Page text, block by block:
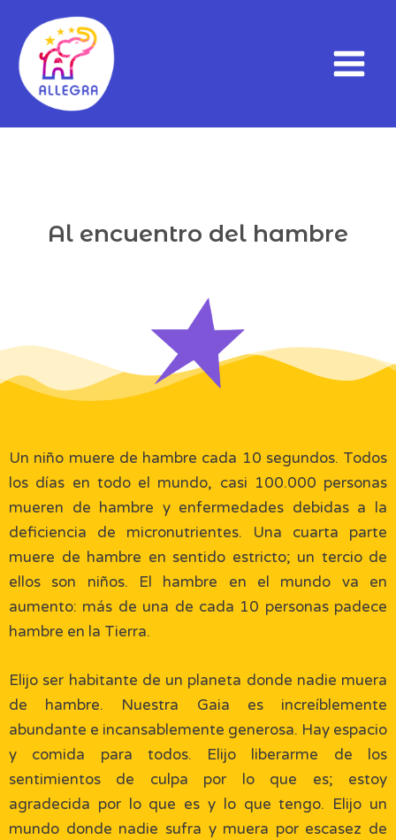
Al encuentro del hambre
Un niño muere de hambre cada 10 segundos. Todos
los días en todo el mundo, casi 100.000 personas
mueren de hambre y enfermedades debidas a la
deficiencia de micronutrientes. Una cuarta parte
muere de hambre en sentido estricto; un tercio de
ellos son niños. El hambre en el mundo va en
aumento: más de una de cada 10 personas padece
hambre en la Tierra.
Elijo ser habitante de un planeta donde nadie muera
de hambre. Nuestra Gaia es increíblemente
abundante e incansablemente generosa. Hay espacio
y comida para todos. Elijo liberarme de los
sentimientos de culpa por lo que es; estoy
agradecida por lo que es y lo que tengo. Elijo un
mundo donde nadie sufra y muera por escasez de